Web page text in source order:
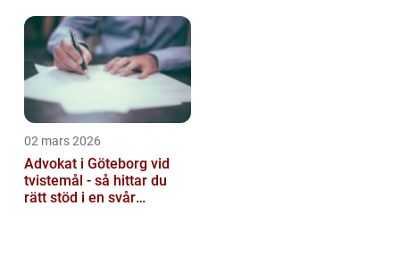
02 mars 2026
Advokat i Göteborg vid
tvistemål - så hittar du
rätt stöd i en svår